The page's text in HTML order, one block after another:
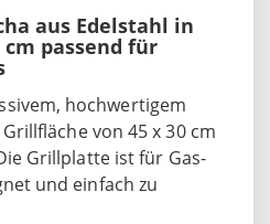
aus Edelstahl in
cm passend für
hochwertigem
von 45 x 30 cm
Grillplatte ist für Gas-
und einfach zu